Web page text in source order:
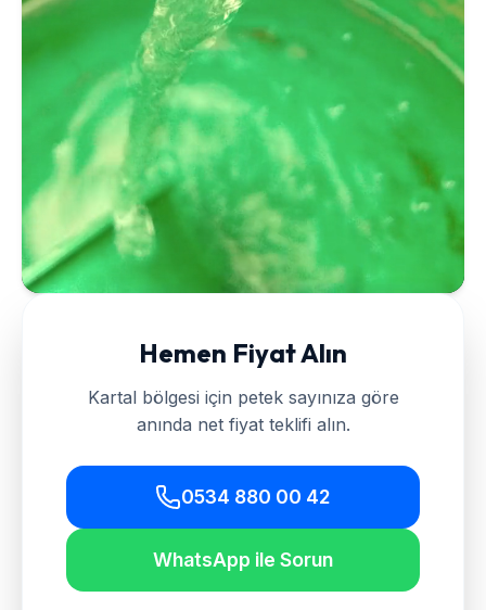
Hemen Fiyat Alın
Kartal bölgesi için petek sayınıza göre
anında net fiyat teklifi alın.
0534 880 00 42
WhatsApp ile Sorun